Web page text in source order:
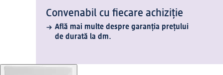
Convenabil cu fiecare achiziție
Află mai multe despre garanția prețului
de durată la dm.